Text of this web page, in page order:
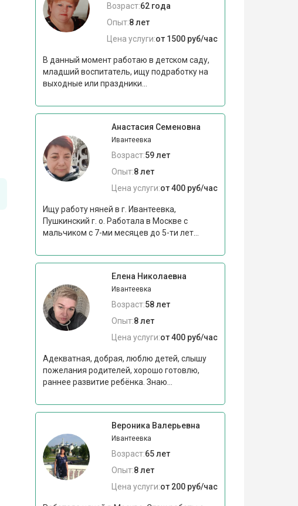
Возраст:62 года
Опыт:8 лет
Цена услуги:от 1500 руб/час
В данный момент работаю в детском саду,
младший воспитатель, ищу подработку на
выходные или праздники...
Анастасия Семеновна
Ивантеевка
Возраст:59 лет
Опыт:8 лет
Цена услуги:от 400 руб/час
Ищу работу няней в г. Ивантеевка,
Пушкинский г. о. Работала в Москве с
мальчиком с 7-ми месяцев до 5-ти лет...
Елена Николаевна
Ивантеевка
Возраст:58 лет
Опыт:8 лет
Цена услуги:от 400 руб/час
Адекватная, добрая, люблю детей, слышу
пожелания родителей, хорошо готовлю,
раннее развитие ребёнка. Знаю...
Вероника Валерьевна
Ивантеевка
Возраст:65 лет
Опыт:8 лет
Цена услуги:от 200 руб/час